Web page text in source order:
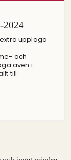
2024
upplaga
och
även i
till